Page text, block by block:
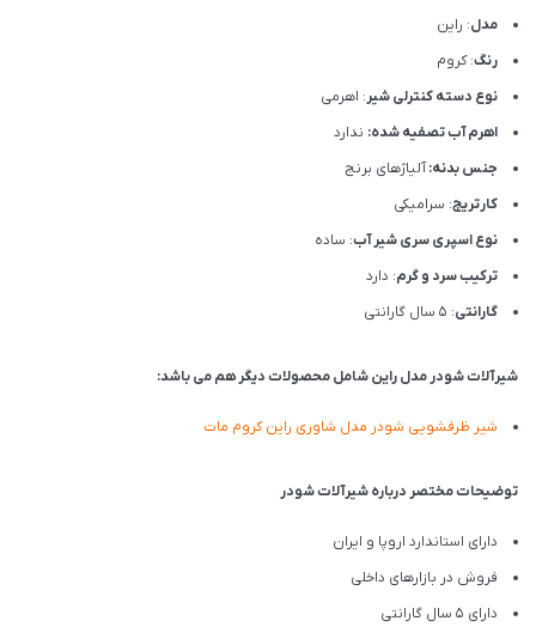
مدل: راین
رنگ: کروم
نوع دسته کنترلی شیر: اهرمی
اهرم آب تصفیه شده: ندارد
جنس بدنه:آلیاژهای برنج
کارتریج: سرامیکی
نوع اسپری سری شیر آب: ساده
ترکیب سرد و گرم: دارد
گارانتی: 5 سال گارانتی
شیرآلات شودر مدل راین شامل محصولات دیگر هم می باشد:
شیر ظرفشویی شودر مدل شاوری راین کروم مات
توضیحات مختصر درباره شیرآلات شودر
دارای استاندارد اروپا و ایران
فروش در بازارهای داخلی
دارای 5 سال گارانتی